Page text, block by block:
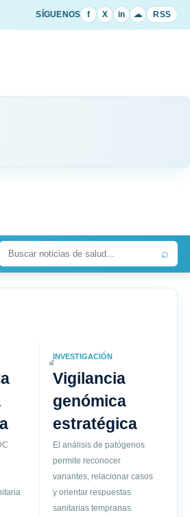
SÍGUENOS f X in ☁ RSS
⌕
INVESTIGACIÓN
Vigilancia
genómica
estratégica
El análisis de patógenos
permite reconocer
variantes, relacionar casos
y orientar respuestas
sanitarias tempranas.